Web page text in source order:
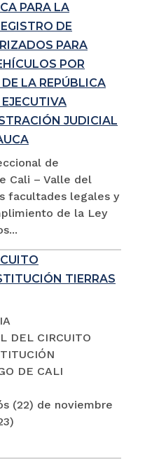
PARA LA
DE
PARA
POR
LA REPÚBLICA
JUDICIAL
de
Cali – Valle del
facultades legales y
de la Ley
TIERRAS
DEL CIRCUITO
DE CALI
(22) de noviembre